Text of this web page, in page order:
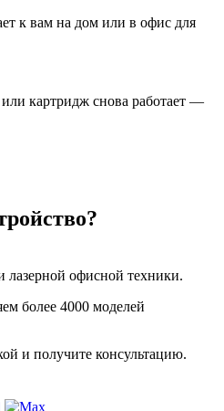
к вам на дом или в офис для
картридж снова работает —
офисной техники.
более 4000 моделей
и получите консультацию.